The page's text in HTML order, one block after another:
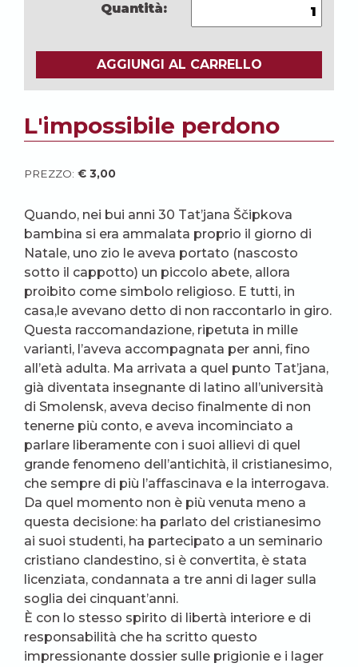
Quantità:
AGGIUNGI AL CARRELLO
L'impossibile perdono
PREZZO: € 3,00
Quando, nei bui anni 30 Tat’jana Ščipkova
bambina si era ammalata proprio il giorno di
Natale, uno zio le aveva portato (nascosto
sotto il cappotto) un piccolo abete, allora
proibito come simbolo religioso. E tutti, in
casa,le avevano detto di non raccontarlo in giro.
Questa raccomandazione, ripetuta in mille
varianti, l’aveva accompagnata per anni, fino
all’età adulta. Ma arrivata a quel punto Tat’jana,
già diventata insegnante di latino all’università
di Smolensk, aveva deciso finalmente di non
tenerne più conto, e aveva incominciato a
parlare liberamente con i suoi allievi di quel
grande fenomeno dell’antichità, il cristianesimo,
che sempre di più l’affascinava e la interrogava.
Da quel momento non è più venuta meno a
questa decisione: ha parlato del cristianesimo
ai suoi studenti, ha partecipato a un seminario
cristiano clandestino, si è convertita, è stata
licenziata, condannata a tre anni di lager sulla
soglia dei cinquant’anni.
È con lo stesso spirito di libertà interiore e di
responsabilità che ha scritto questo
impressionante dossier sulle prigionie e i lager